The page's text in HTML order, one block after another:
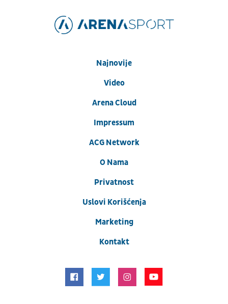
Najnovije
Video
Arena Cloud
Impressum
ACG Network
O Nama
Privatnost
Uslovi Korišćenja
Marketing
Kontakt